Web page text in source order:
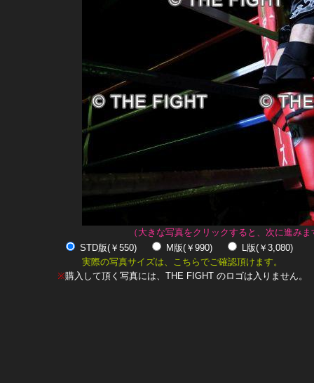
（大きな写真をクリックすると、次に進みま
STD版(￥550)
M版(￥990)
L版(￥3,080)
実際の写真サイズは、こちらでご確認頂けます。
※購入して頂く写真には、THE FIGHT のロゴは入りません。